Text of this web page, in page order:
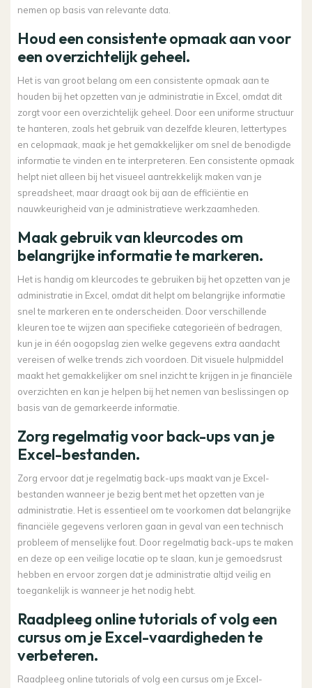
nemen op basis van relevante data.
Houd een consistente opmaak aan voor
een overzichtelijk geheel.
Het is van groot belang om een consistente opmaak aan te
houden bij het opzetten van je administratie in Excel, omdat dit
zorgt voor een overzichtelijk geheel. Door een uniforme structuur
te hanteren, zoals het gebruik van dezelfde kleuren, lettertypes
en celopmaak, maak je het gemakkelijker om snel de benodigde
informatie te vinden en te interpreteren. Een consistente opmaak
helpt niet alleen bij het visueel aantrekkelijk maken van je
spreadsheet, maar draagt ook bij aan de efficiëntie en
nauwkeurigheid van je administratieve werkzaamheden.
Maak gebruik van kleurcodes om
belangrijke informatie te markeren.
Het is handig om kleurcodes te gebruiken bij het opzetten van je
administratie in Excel, omdat dit helpt om belangrijke informatie
snel te markeren en te onderscheiden. Door verschillende
kleuren toe te wijzen aan specifieke categorieën of bedragen,
kun je in één oogopslag zien welke gegevens extra aandacht
vereisen of welke trends zich voordoen. Dit visuele hulpmiddel
maakt het gemakkelijker om snel inzicht te krijgen in je financiële
overzichten en kan je helpen bij het nemen van beslissingen op
basis van de gemarkeerde informatie.
Zorg regelmatig voor back-ups van je
Excel-bestanden.
Zorg ervoor dat je regelmatig back-ups maakt van je Excel-
bestanden wanneer je bezig bent met het opzetten van je
administratie. Het is essentieel om te voorkomen dat belangrijke
financiële gegevens verloren gaan in geval van een technisch
probleem of menselijke fout. Door regelmatig back-ups te maken
en deze op een veilige locatie op te slaan, kun je gemoedsrust
hebben en ervoor zorgen dat je administratie altijd veilig en
toegankelijk is wanneer je het nodig hebt.
Raadpleeg online tutorials of volg een
cursus om je Excel-vaardigheden te
verbeteren.
Raadpleeg online tutorials of volg een cursus om je Excel-